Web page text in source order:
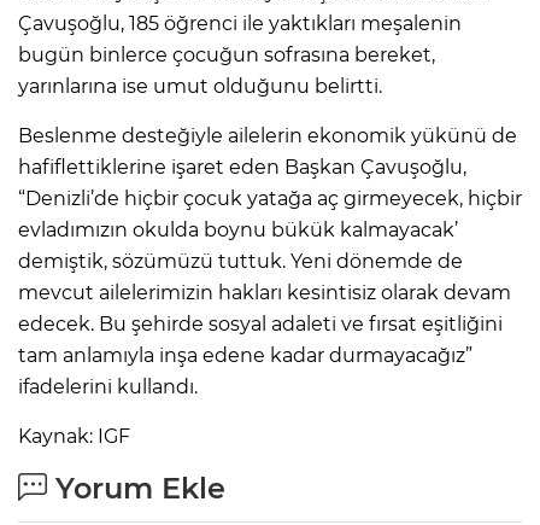
Çavuşoğlu, 185 öğrenci ile yaktıkları meşalenin
bugün binlerce çocuğun sofrasına bereket,
yarınlarına ise umut olduğunu belirtti.
Beslenme desteğiyle ailelerin ekonomik yükünü de
hafiflettiklerine işaret eden Başkan Çavuşoğlu,
“Denizli’de hiçbir çocuk yatağa aç girmeyecek, hiçbir
evladımızın okulda boynu bükük kalmayacak’
demiştik, sözümüzü tuttuk. Yeni dönemde de
mevcut ailelerimizin hakları kesintisiz olarak devam
edecek. Bu şehirde sosyal adaleti ve fırsat eşitliğini
tam anlamıyla inşa edene kadar durmayacağız”
ifadelerini kullandı.
Kaynak: IGF
Yorum Ekle